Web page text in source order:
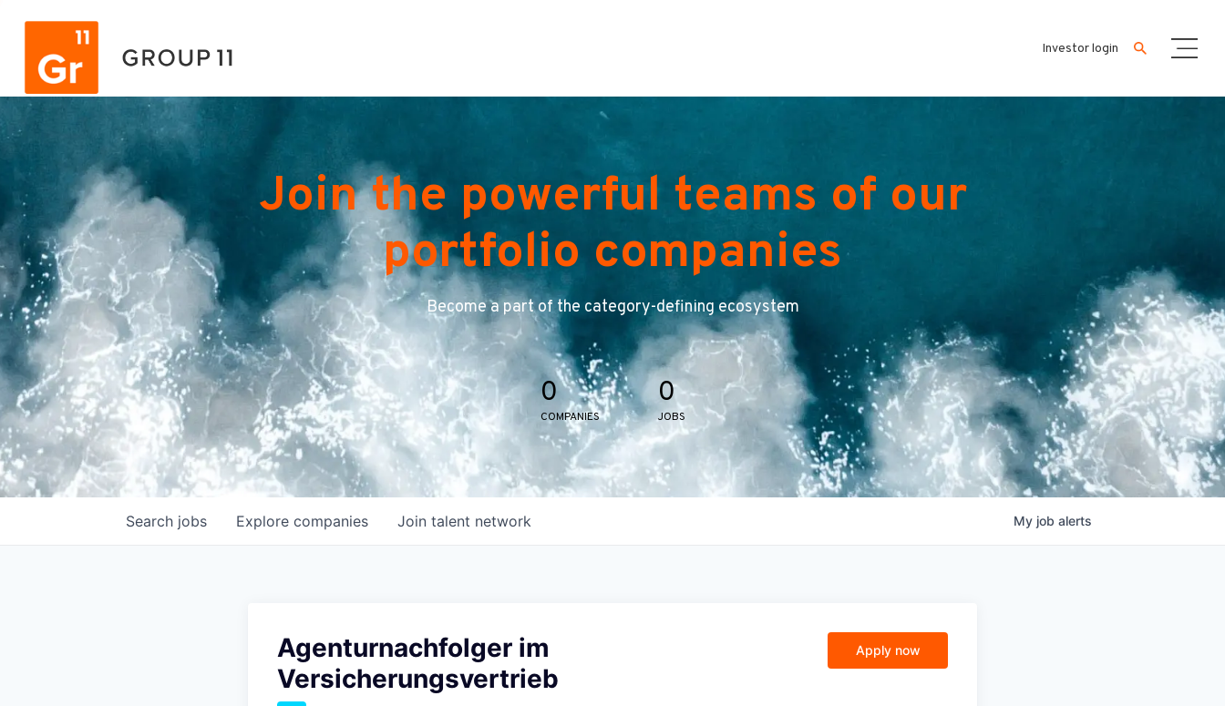
Investor login
Join the powerful teams of our
portfolio companies
Become a part of the category-defining ecosystem
0
COMPANIES
0
JOBS
Search jobs Explore companies Join talent network My job alerts
Agenturnachfolger im
Versicherungsvertrieb
Apply now